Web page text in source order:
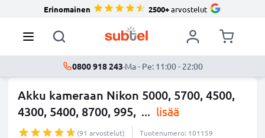
Erinomainen 2500+arvostelut
0800 918 243·Ma - Pe: 11:00 - 22:00
Akku kameraan Nikon 5000, 5700, 4500,
4300, 5400, 8700, 995, ... lisää
(91 arvostelut) Tuotenumero: 101159